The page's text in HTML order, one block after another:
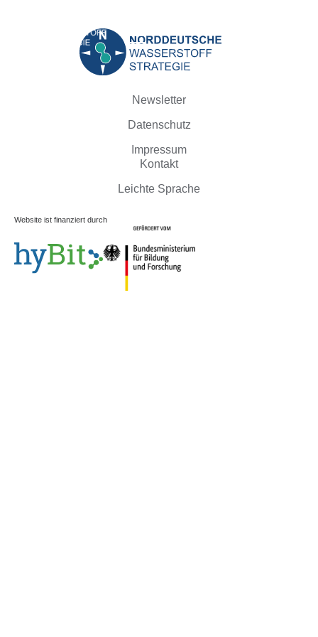
Newsletter
Datenschutz
Impressum
Kontakt
Leichte Sprache
Website ist finanziert durch